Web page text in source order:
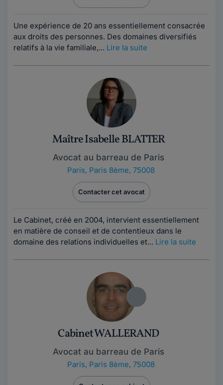
Une expérience de 20 ans essentiellement consacrée
aux droits des personnes. Des domaines diversifiés
relatifs à la vie familiale,... Lire la suite
Maître Isabelle BLATTER
Avocat au barreau de Paris
Paris, Paris 8ème, 75008
Contacter cet avocat
Le Cabinet, créé en 2004, intervient essentiellement
en matière de conseil et de contentieux dans le
domaine des relations individuelles et... Lire la suite
Cabinet WALLERAND
Avocat au barreau de Paris
Paris, Paris 8ème, 75008